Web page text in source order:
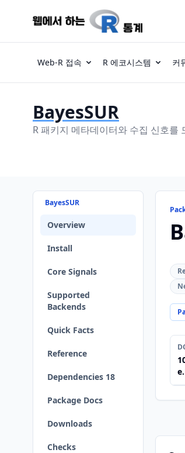
Web-R 접속 R 에코시스템 커
BayesSUR
R 패키지 메타데이터와 수집 신호를
BayesSUR
Overview
Install
Core Signals
Supported
Backends
Quick Facts
Reference
Dependencies 18
Package Docs
Downloads
Checks